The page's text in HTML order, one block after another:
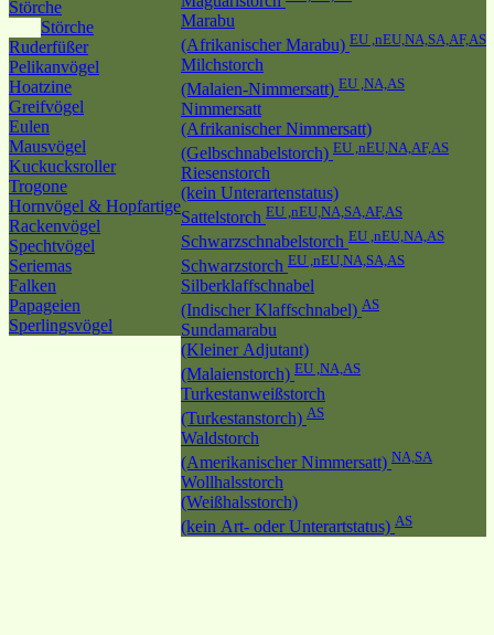
Störche
Störche
Ruderfüßer
Pelikanvögel
Hoatzine
Greifvögel
Eulen
Mausvögel
Kuckucksroller
Trogone
Hornvögel & Hopfartige
Rackenvögel
Spechtvögel
Seriemas
Falken
Papageien
Sperlingsvögel
Marabu
(Afrikanischer Marabu) EU ,nEU,NA,SA,AF,AS
Milchstorch
(Malaien-Nimmersatt) EU ,NA,AS
Nimmersatt
(Afrikanischer Nimmersatt)
(Gelbschnabelstorch) EU ,nEU,NA,AF,AS
Riesenstorch
(kein Unterartenstatus)
Sattelstorch EU ,nEU,NA,SA,AF,AS
Schwarzschnabelstorch EU ,nEU,NA,AS
Schwarzstorch EU ,nEU,NA,SA,AS
Silberklaffschnabel
(Indischer Klaffschnabel) AS
Sundamarabu
(Kleiner Adjutant)
(Malaienstorch) EU ,NA,AS
Turkestanweißstorch
(Turkestanstorch) AS
Waldstorch
(Amerikanischer Nimmersatt) NA,SA
Wollhalsstorch
(Weißhalsstorch)
(kein Art- oder Unterartstatus) AS